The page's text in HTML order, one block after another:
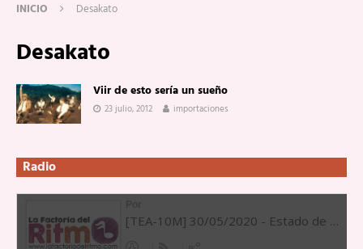
INICIO Desakato
Desakato
Viir de esto sería un sueño
23 julio, 2012 importaciones
Radio